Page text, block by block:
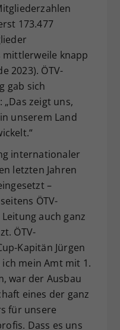
173.477
mittlerweile knapp
2023). ÖTV-
gab sich
zeigt uns,
unserem Land
internationaler
letzten Jahren
–
ÖTV-
auch ganz
ÖTV-
Kapitän Jürgen
mein Amt mit 1.
war der Ausbau
eines der ganz
für unsere
Dass es uns